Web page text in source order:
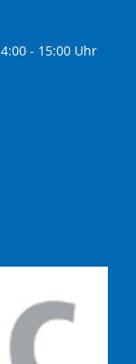
- 15:00 Uhr